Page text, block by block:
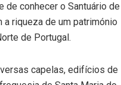
de conhecer o Santuário de
a riqueza de um património
de Portugal.
capelas, edifícios de